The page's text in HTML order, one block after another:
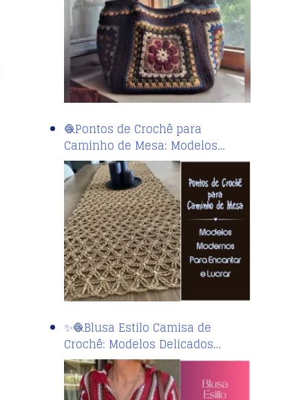
🧶Pontos de Crochê para
Caminho de Mesa: Modelos…
✨🧶Blusa Estilo Camisa de
Crochê: Modelos Delicados…